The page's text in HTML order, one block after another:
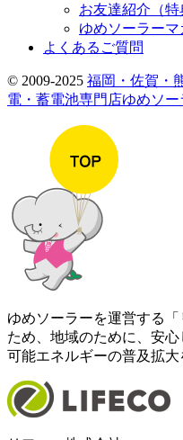
お友達紹介（特
ゆめソーラーマ
よくあるご質問
© 2009-2025 福岡・佐賀・
電・蓄電池専門店ゆめソー
ゆめソーラーを運営する
ため、地域のために、安
可能エネルギーの普及拡大